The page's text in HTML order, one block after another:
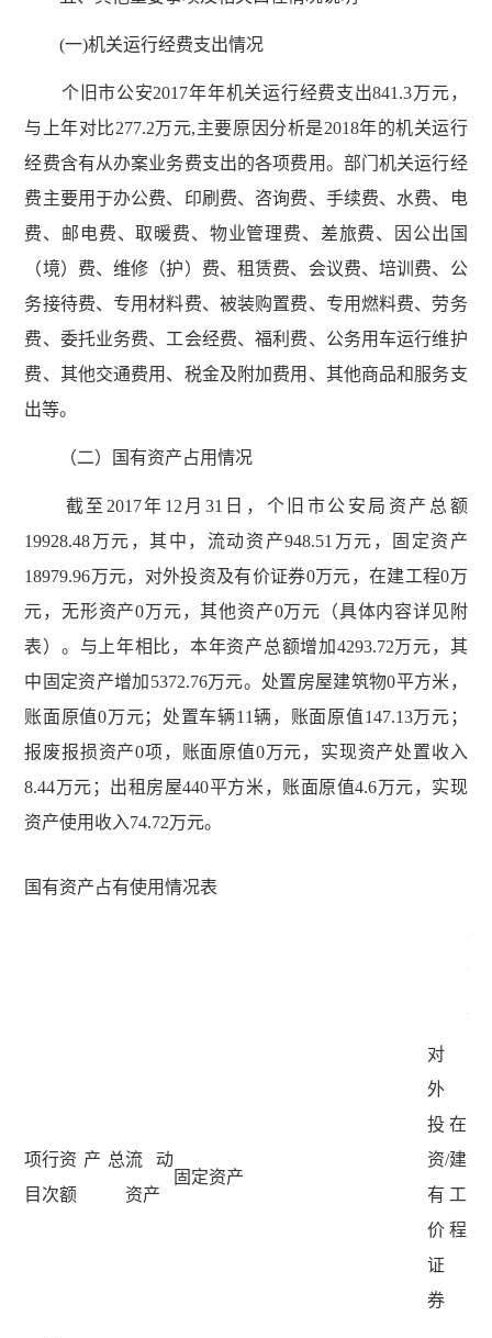
(一)机关运行经费支出情况
个旧市公安2017年年机关运行经费支出841.3万元，
与上年对比277.2万元,主要原因分析是2018年的机关运行
经费含有从办案业务费支出的各项费用。部门机关运行经
费主要用于办公费、印刷费、咨询费、手续费、水费、电
费、邮电费、取暖费、物业管理费、差旅费、因公出国
（境）费、维修（护）费、租赁费、会议费、培训费、公
务接待费、专用材料费、被装购置费、专用燃料费、劳务
费、委托业务费、工会经费、福利费、公务用车运行维护
费、其他交通费用、税金及附加费用、其他商品和服务支
出等。
（二）国有资产占用情况
截至2017年12月31日，个旧市公安局资产总额
19928.48万元，其中，流动资产948.51万元，固定资产
18979.96万元，对外投资及有价证券0万元，在建工程0万
元，无形资产0万元，其他资产0万元（具体内容详见附
表）。与上年相比，本年资产总额增加4293.72万元，其
中固定资产增加5372.76万元。处置房屋建筑物0平方米，
账面原值0万元；处置车辆11辆，账面原值147.13万元；
报废报损资产0项，账面原值0万元，实现资产处置收入
8.44万元；出租房屋440平方米，账面原值4.6万元，实现
资产使用收入74.72万元。
国有资产占有使用情况表
单
位
项
目
行
次
资产总
额
流动
资产
固定资产
对
外
投
资/
有
价
证
券
在
建
工
程
无
形